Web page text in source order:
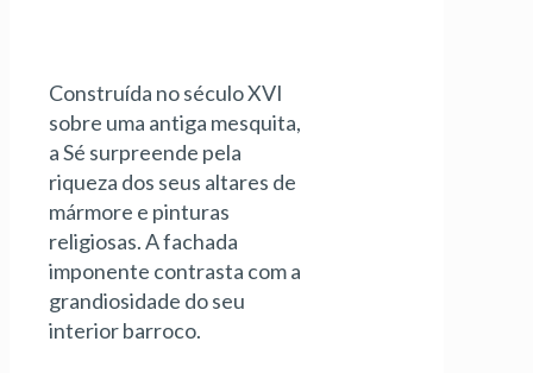
Construída no século XVI
sobre uma antiga mesquita,
a Sé surpreende pela
riqueza dos seus altares de
mármore e pinturas
religiosas. A fachada
imponente contrasta com a
grandiosidade do seu
interior barroco.